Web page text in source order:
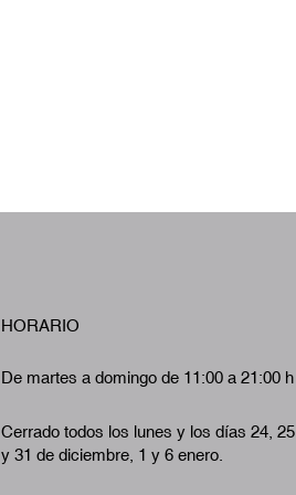
HORARIO
De martes a domingo de 11:00 a 21:00 h
Cerrado todos los lunes y los días 24, 25
y 31 de diciembre, 1 y 6 enero.